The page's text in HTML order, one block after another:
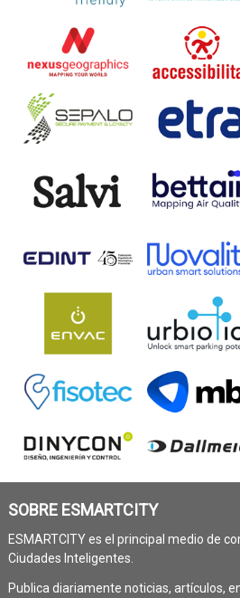
SOBRE ESMARTCITY
ESMARTCITY es el principal medio de
Ciudades Inteligentes.
Publica diariamente noticias, artículos,